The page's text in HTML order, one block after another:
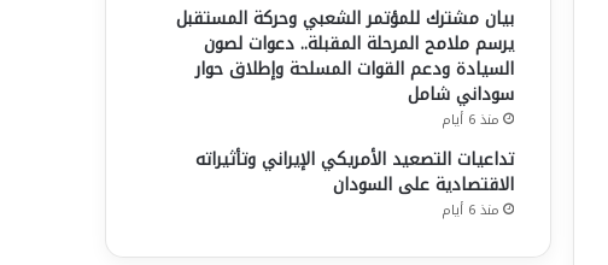
بيان مشترك للمؤتمر الشعبي وحركة المستقبل
يرسم ملامح المرحلة المقبلة.. دعوات لصون
السيادة ودعم القوات المسلحة وإطلاق حوار
سوداني شامل
منذ 6 أيام
تداعيات التصعيد الأمريكي الإيراني وتأثيراته
الاقتصادية على السودان
منذ 6 أيام